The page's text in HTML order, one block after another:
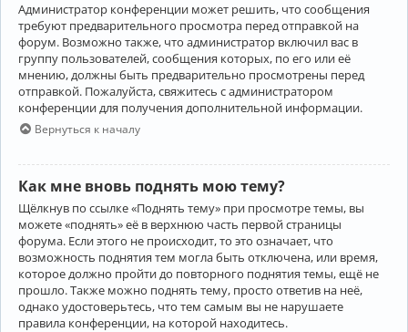
Администратор конференции может решить, что сообщения
требуют предварительного просмотра перед отправкой на
форум. Возможно также, что администратор включил вас в
группу пользователей, сообщения которых, по его или её
мнению, должны быть предварительно просмотрены перед
отправкой. Пожалуйста, свяжитесь с администратором
конференции для получения дополнительной информации.
Вернуться к началу
Как мне вновь поднять мою тему?
Щёлкнув по ссылке «Поднять тему» при просмотре темы, вы
можете «поднять» её в верхнюю часть первой страницы
форума. Если этого не происходит, то это означает, что
возможность поднятия тем могла быть отключена, или время,
которое должно пройти до повторного поднятия темы, ещё не
прошло. Также можно поднять тему, просто ответив на неё,
однако удостоверьтесь, что тем самым вы не нарушаете
правила конференции, на которой находитесь.